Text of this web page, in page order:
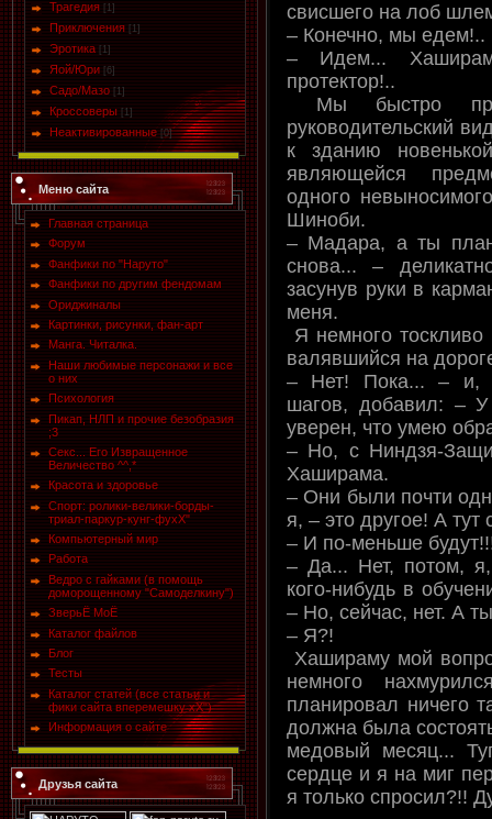
Трагедия [1]
Приключения [1]
Эротика [1]
Яой/Юри [6]
Садо/Мазо [1]
Кроссоверы [1]
Неактивированные [0]
Меню сайта
Главная страница
Форум
Фанфики по "Наруто"
Фанфики по другим фендомам
Ориджиналы
Картинки, рисунки, фан-арт
Манга. Читалка.
Наши любимые персонажи и все
о них
Психология
Пикап, НЛП и прочие безобразия
;3
Секс... Его Извращенное
Величество ^^,*
Красота и здоровье
Спорт: ролики-велики-борды-
триал-паркур-кунг-фухХ"
Компьютерный мир
Работа
Ведро с гайками (в помощь
доморощенному "Самоделкину")
ЗверьЁ МоЁ
Каталог файлов
Блог
Тесты
Каталог статей (все статьи и
фики сайта вперемешку хХ")
Информация о сайте
Друзья сайта
свисшего на лоб
– Конечно, мы едем!..
– Идем...
протектор!..
Мы быстро
руководительский
к зданию
являющейся
одного
Шиноби.
– Мадара, а ты
снова... –
засунув руки в
меня.
Я немного
валявшийся на
– Нет! Пока... – и,
шагов, добавил: –
уверен, что умею
– Но, с Ниндзя-
Хаширама.
– Они были почти
я, – это другое! А тут
– И по-меньше
– Да... Нет, потом, я,
кого-нибудь в
– Но, сейчас, нет. А
– Я?!
Хашираму мой
немного
планировал ничего
должна была
медовый месяц...
сердце и я на миг
я только спросил?!!